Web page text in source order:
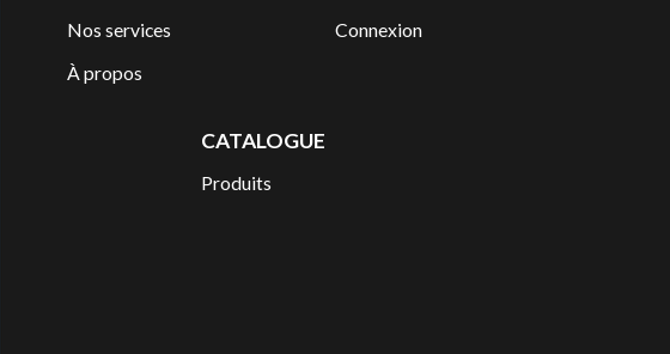
Nos services
À propos
Connexion
CATALOGUE
Produits